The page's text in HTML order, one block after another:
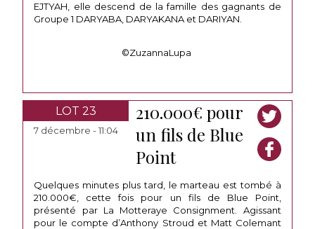
EJTYAH, elle descend de la famille des gagnants de
Groupe 1 DARYABA, DARYAKANA et DARIYAN.
©ZuzannaLupa
LOT 23
7 décembre - 11:04
210.000€ pour
un fils de Blue
Point
Quelques minutes plus tard, le marteau est tombé à
210.000€, cette fois pour un fils de Blue Point,
présenté par La Motteraye Consignment. Agissant
pour le compte d’Anthony Stroud et Matt Colemant